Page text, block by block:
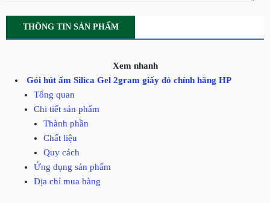
THÔNG TIN SẢN PHẨM
Xem nhanh
Gói hút ẩm Silica Gel 2gram giấy đỏ chính hãng HP
Tổng quan
Chi tiết sản phẩm
Thành phần
Chất liệu
Quy cách
Ứng dụng sản phẩm
Địa chỉ mua hàng